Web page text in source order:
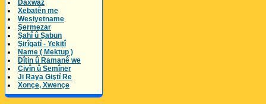
Daxwaz
Xebatên me
Wesiyetname
Şermezar
Şahî û Şabun
Şirîgatî - Yekitî
Name ( Mektup )
Dîtin û Ramanê we
Civîn û Semîner
Ji Raya Giştî Re
Xonçe, Xwençe